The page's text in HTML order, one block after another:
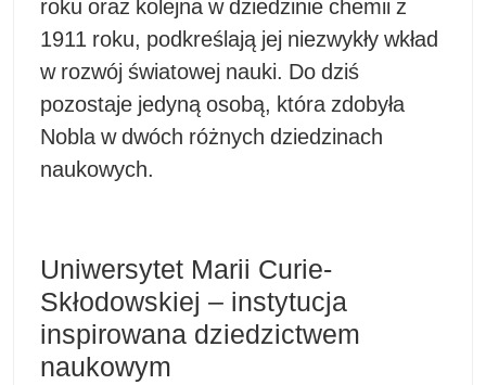
roku oraz kolejna w dziedzinie chemii z
1911 roku, podkreślają jej niezwykły wkład
w rozwój światowej nauki. Do dziś
pozostaje jedyną osobą, która zdobyła
Nobla w dwóch różnych dziedzinach
naukowych.
Uniwersytet Marii Curie-
Skłodowskiej – instytucja
inspirowana dziedzictwem
naukowym